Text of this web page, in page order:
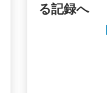
る記録へ